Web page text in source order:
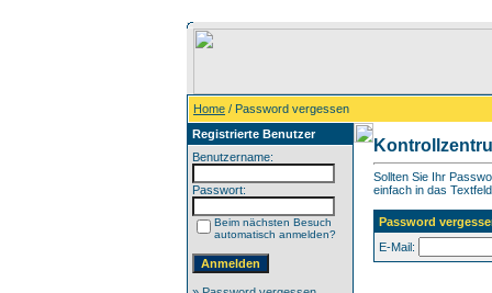
Home / Password vergessen
Registrierte Benutzer
Benutzername:
Passwort:
Beim nächsten Besuch
automatisch anmelden?
Sollten Sie Ihr
einfach in das
Password
E-Mail: